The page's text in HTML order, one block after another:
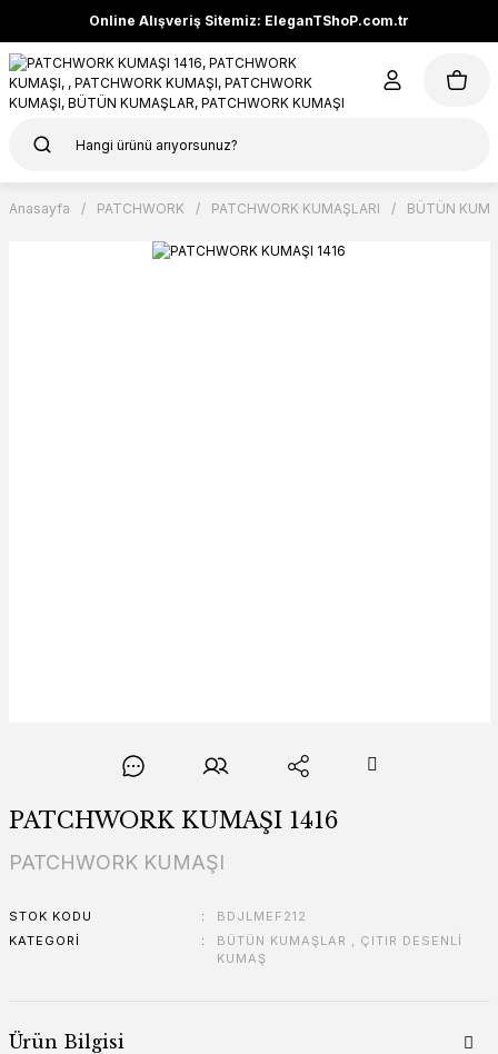
Online Alışveriş Sitemiz: EleganTShoP.com.tr
Anasayfa PATCHWORK PATCHWORK KUMAŞLARI BÜTÜN
PATCHWORK KUMAŞI 1416
PATCHWORK KUMAŞI
STOK KODU
BDJLMEF212
KATEGORI
BÜTÜN KUMAŞLAR , ÇITIR DESENLİ
KUMAŞ
Ürün Bilgisi